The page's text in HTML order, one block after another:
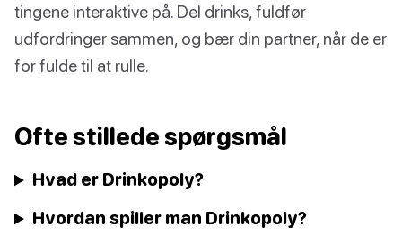
tingene interaktive på. Del drinks, fuldfør
udfordringer sammen, og bær din partner, når de er
for fulde til at rulle.
Ofte stillede spørgsmål
Hvad er Drinkopoly?
Hvordan spiller man Drinkopoly?